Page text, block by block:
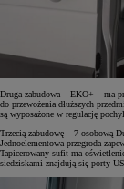
Druga zabudowa – EKO+ – ma
do przewożenia dłuższych
są wyposażone w regulację
Trzecią zabudowę – 7-osobową
Jednoelementowa przegroda
Tapicerowany sufit ma
siedziskami znajdują się porty